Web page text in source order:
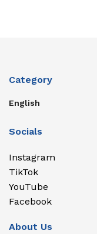
Category
English
Socials
Instagram
TikTok
YouTube
Facebook
About Us